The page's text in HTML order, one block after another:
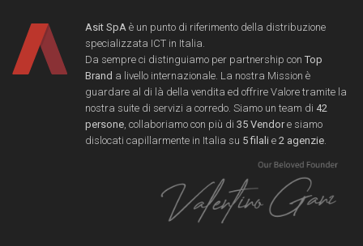
Asit SpA è un punto di riferimento della distribuzione
specializzata ICT in Italia.
Da sempre ci distinguiamo per partnership con Top
Brand a livello internazionale. La nostra Mission è
guardare al di là della vendita ed offrire Valore tramite la
nostra suite di servizi a corredo. Siamo un team di 42
persone, collaboriamo con più di 35 Vendore siamo
dislocati capillarmente in Italia su 5 filali e 2 agenzie.